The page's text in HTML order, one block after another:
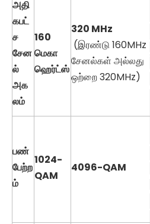
அதி
கபட்
ச
சேன
ல்
அக
லம்
160
மெகா
ஹெர்ட்ஸ்
320 MHz
(இரண்டு 160MHz
சேனல்கள் அல்லது
ஒற்றை 320MHz)
பண்
பேற்ற
ம்
1024-
QAM
4096-QAM